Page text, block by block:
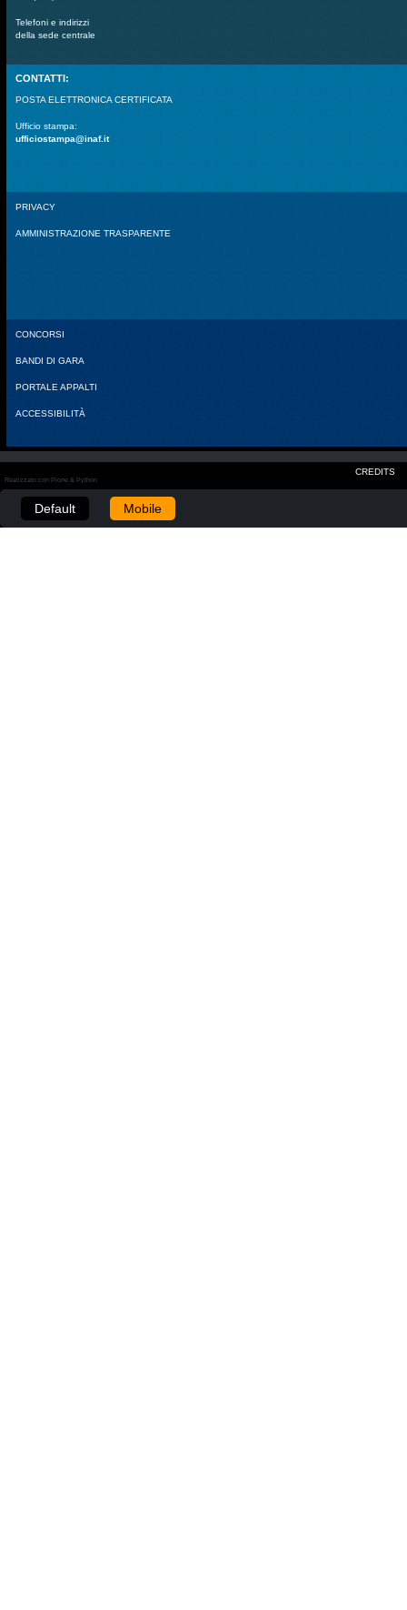
Telefoni e indirizzi
della sede centrale
CONTATTI:
POSTA ELETTRONICA CERTIFICATA
Ufficio stampa:
ufficiostampa@inaf.it
PRIVACY
AMMINISTRAZIONE TRASPARENTE
CONCORSI
BANDI DI GARA
PORTALE APPALTI
ACCESSIBILITÀ
CREDITS
Realizzato con Plone & Python
Default Mobile